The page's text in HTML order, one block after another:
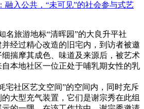
融入公共，“未可见”的社会参与式艺
名旅游地标“清晖园”的大良升平社
经过精心改造的旧宅内，到访者被邀
揣摩其成色、味道及来源后，被艺术
本地社区一位正处于哺乳期女性的乳
宅社区艺文空间”的空间内，同时充斥
大型充气装置，它们是谢宗秀在此组